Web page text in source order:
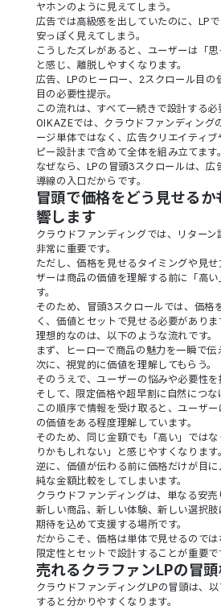
ヤホンのように見えてしまう。
広告では高級感を出していたのに、LP
安っぽく見えてしまう。
こうしたズレがあると、ユーザーは「思
と感じ、離脱しやすくなります。
広告、LPのヒーロー、2スクロール目の
目の必要性提示。
この流れは、すべて一続きで設計する必
OIKAZEでは、クラウドファンディング
ージ単体ではなく、広告クリエイティブ
ピー設計まで含めて全体を組み立てます。
なぜなら、LPの冒頭3スクロールは、広
導線の入口だからです。
冒頭で価格をどう見せるか
響します
クラウドファンディングでは、リターン
非常に重要です。
ただし、価格を見せるタイミングや見
ザーは商品の価値を理解する前に「高
す。
そのため、冒頭3スクロールでは、価格
く、価値とセットで見せる必要がありま
理想的なのは、以下のような流れです。
まず、ヒーローで商品の魅力を一瞬で伝
次に、視覚的に価値を理解してもらう。
そのうえで、ユーザーの悩みや必要性を
そして、限定価格や超早割に自然につな
この順序で情報を受け取ると、ユーザ
の価値をある程度理解しています。
そのため、同じ金額でも「高い」では
りかもしれない」と感じやすくなります
逆に、価値が伝わる前に価格だけが目
純な金額比較をしてしまいます。
クラウドファンディングは、単なる安売
新しい商品、新しい体験、新しい選択
期待を込めて支援する場所です。
だからこそ、価格は単体で見せるのでは
限定性とセットで設計することが重要で
売れるクラファンLPの冒
クラウドファンディングLPの冒頭は、
すると分かりやすくなります。